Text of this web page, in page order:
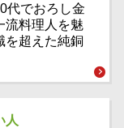
代でおろし金
流料理人を魅
を超えた純銅
人